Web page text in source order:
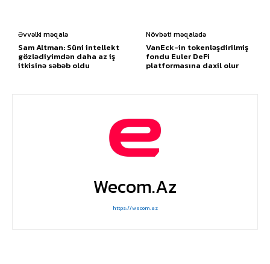
Əvvəlki məqalə
Sam Altman: Süni intellekt
gözlədiyimdən daha az iş
itkisinə səbəb oldu
Növbəti məqalədə
VanEck-in tokenləşdirilmiş
fondu Euler DeFi
platformasına daxil olur
Wecom.az
https://wecom.az